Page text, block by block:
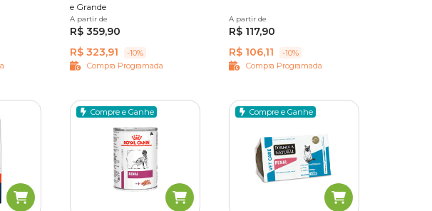
e Grande
10,1 kg
A partir de
R$ 359,90
R$ 323,91
-10%
Compra Programada
2 kg 10,1 kg
A partir de
R$ 117,90
R$ 106,11
-10%
Compra Programada
Compre e Ganhe Compre e Ganhe